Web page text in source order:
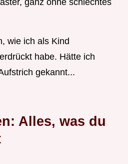
ganz ohne schlechtes
wie ich als Kind
habe. Hätte ich
gekannt...
Alles, was du